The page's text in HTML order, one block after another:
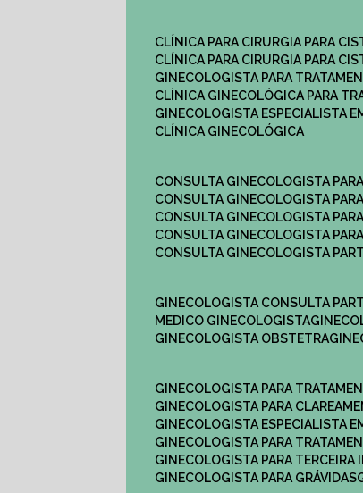
CLÍNICA PARA CIRURGIA PARA
CLÍNICA PARA CIRURGIA PARA
GINECOLOGISTA PARA
CLÍNICA GINECOLÓGICA PARA
GINECOLOGISTA ESPECIALISTA
CLÍNICA GINECOLÓGICA
CONSULTA GINECOLOGISTA
CONSULTA GINECOLOGISTA
CONSULTA GINECOLOGISTA
CONSULTA GINECOLOGISTA
CONSULTA GINECOLOGISTA
GINECOLOGISTA CONSULTA
MEDICO GINECOLOGISTA​
GINECOLOGISTA OBSTETRA​
GINECOLOGISTA PARA
GINECOLOGISTA PARA
GINECOLOGISTA ESPECIALISTA
GINECOLOGISTA PARA
GINECOLOGISTA PARA TERCEIRA
GINECOLOGISTA PARA GRÁVIDAS